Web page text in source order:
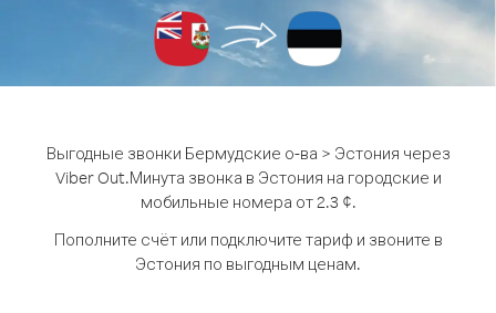
Выгодные звонки Бермудские о-ва > Эстония через
Viber Out.Минута звонка в Эстония на городские и
мобильные номера от 2.3 ¢.
Пополните счёт или подключите тариф и звоните в
Эстония по выгодным ценам.